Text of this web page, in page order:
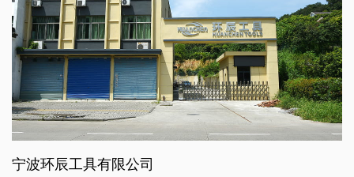
宁波环辰工具有限公司